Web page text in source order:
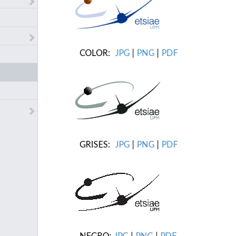
COLOR: JPG PNG PDF
GRISES: JPG PNG PDF